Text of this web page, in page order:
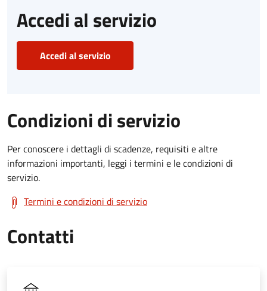
Accedi al servizio
Accedi al servizio
Condizioni di servizio
Per conoscere i dettagli di scadenze, requisiti e altre
informazioni importanti, leggi i termini e le condizioni di
servizio.
Termini e condizioni di servizio
Contatti